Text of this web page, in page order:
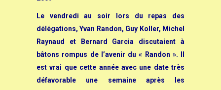
Le vendredi au soir lors du repas des
délégations, Yvan Randon, Guy Koller, Michel
Raynaud et Bernard Garcia discutaient à
bâtons rompus de l’avenir du « Randon ». Il
est vrai que cette année avec une date très
défavorable une semaine après les